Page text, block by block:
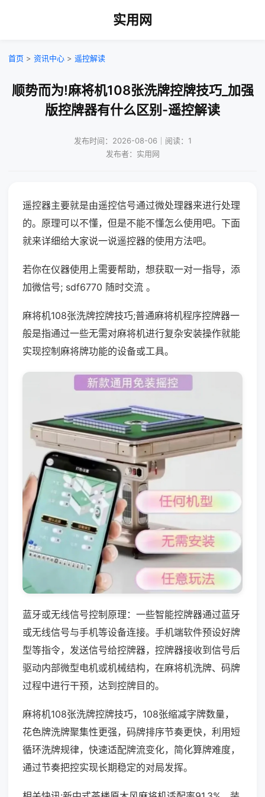
实用网
首页 > 资讯中心 > 遥控解读
顺势而为!麻将机108张洗牌控牌技巧_加强
版控牌器有什么区别-遥控解读
发布时间：2026-08-06｜阅读：1
发布者：实用网
遥控器主要就是由遥控信号通过微处理器来进行处理
的。原理可以不懂，但是不能不懂怎么使用吧。下面
就来详细给大家说一说遥控器的使用方法吧。
若你在仪器使用上需要帮助，想获取一对一指导，添
加微信号; sdf6770 随时交流 。
麻将机108张洗牌控牌技巧;普通麻将机程序控牌器一
般是指通过一些无需对麻将机进行复杂安装操作就能
实现控制麻将牌功能的设备或工具。
蓝牙或无线信号控制原理：一些智能控牌器通过蓝牙
或无线信号与手机等设备连接。手机端软件预设好牌
型等指令，发送信号给控牌器，控牌器接收到信号后
驱动内部微型电机或机械结构，在麻将机洗牌、码牌
过程中进行干预，达到控牌目的。
麻将机108张洗牌控牌技巧，108张缩减字牌数量，
花色牌洗牌聚集性更强，码牌排序节奏更快，利用短
循环洗牌规律，快速适配牌流变化，简化算牌难度，
通过节奏把控实现长期稳定的对局发挥。